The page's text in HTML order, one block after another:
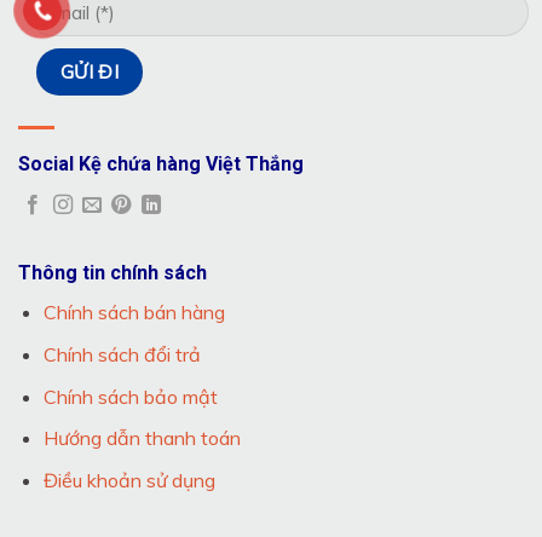
Thông tin chính sách
Chính sách bán hàng
Chính sách đổi trả
Chính sách bảo mật
Hướng dẫn thanh toán
Điều khoản sử dụng
Social Kệ chứa hàng Việt Thắng